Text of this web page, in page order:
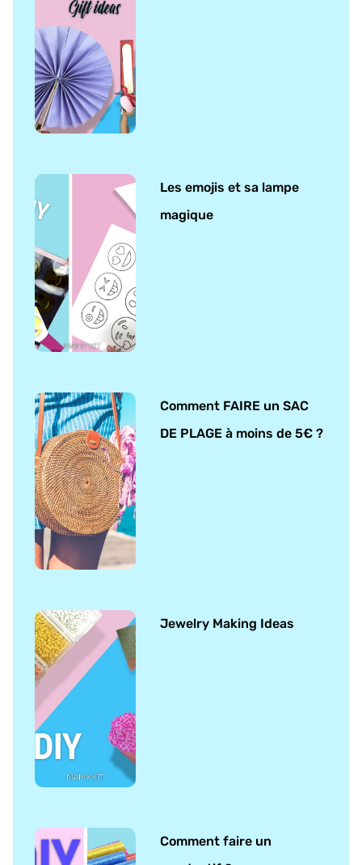
Les emojis et sa lampe
magique
Comment FAIRE un SAC
DE PLAGE à moins de 5€ ?
Jewelry Making Ideas
Comment faire un